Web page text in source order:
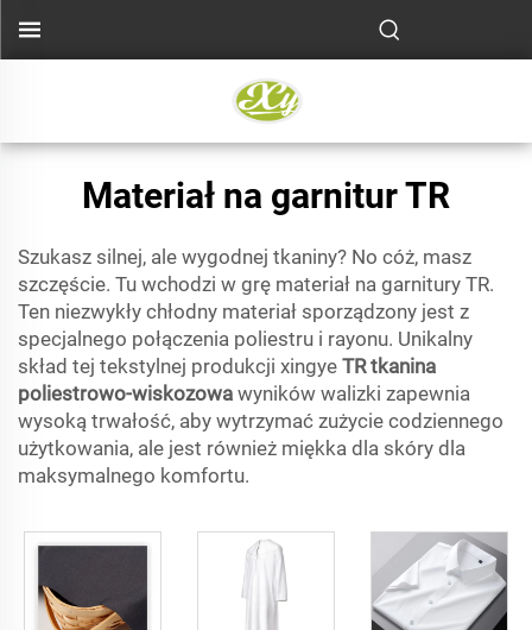
Materiał na garnitur TR
Szukasz silnej, ale wygodnej tkaniny? No cóż, masz
szczęście. Tu wchodzi w grę materiał na garnitury TR.
Ten niezwykły chłodny materiał sporządzony jest z
specjalnego połączenia poliestru i rayonu. Unikalny
skład tej tekstylnej produkcji xingye TR tkanina
poliestrowo-wiskozowa wyników walizki zapewnia
wysoką trwałość, aby wytrzymać zużycie codziennego
użytkowania, ale jest również miękka dla skóry dla
maksymalnego komfortu.